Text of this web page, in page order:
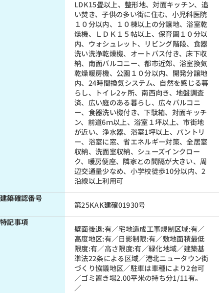
LDK15畳以上、整形地、対面キッチン、追
い焚き、子供の多い街に住む、小児科医院
１０分以内、１０棟以上の分譲地、浴室乾
燥機、ＬＤＫ１５帖以上、保育園１０分以
内、ウォシュレット、リビング階段、食器
洗い洗浄乾燥機、オートバス付き、床下収
納、南面バルコニー、都市近郊、浴室換気
乾燥暖房機、公園１０分以内、開発分譲地
内、24時間換気システム、自然を感じる暮
らし、トイレ2ヶ所、南西向き、地盤調査
済、広い庭のある暮らし、広々バルコニ
ー、食器洗い機付き、下駄箱、対面キッチ
ン、前道6ｍ以上、浴室１坪以上、市街地
が近い、浄水器、浴室1坪以上、パントリ
ー、浴室に窓、省エネルギー対策、全居室
収納、洗面室収納、シューズインクロー
ク、暖房便座、隣家との間隔が大きい、周
辺交通量少なめ、小学校徒歩10分以内、2
沿線以上利用可
建築確認番号
第25KAK建確01930号
特記事項
壁面後退:有／宅地造成工事規制区域:有／
高度地区:有／日影制限:有／敷地面積最低
限度:有／高さ限度:有／緑化地域／建築基
準法22条による区域／港北ニュータウン街
づくり協議地区／駐車は車種により2台可
／ゴミ置き場2.00平米の持ち分1/11有。
／